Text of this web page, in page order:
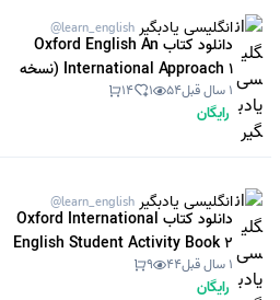
انگلیسی یادبگیر @learn_english
دانلود کتاب Oxford English An
International Approach 1 (نسخه
PDF)1 سال قبل 54
1
14
رایگان
انگلیسی یادبگیر @learn_english
دانلود کتاب Oxford International
English Student Activity Book 2
(نسخه PDF)1 سال قبل 44
9
رایگان